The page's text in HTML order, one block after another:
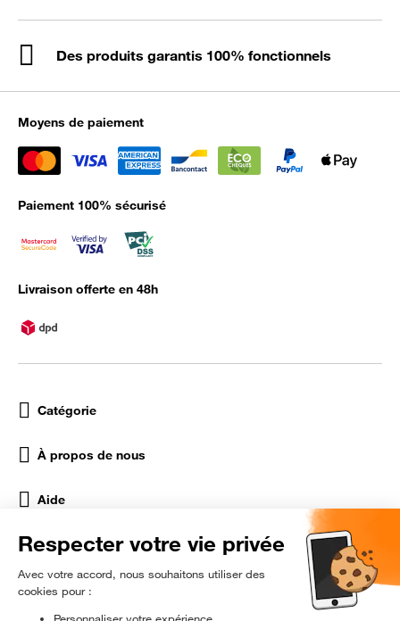
Des produits garantis 100% fonctionnels
Moyens de paiement
Paiement 100% sécurisé
Livraison offerte en 48h
Catégorie
À propos de nous
Aide
Réseaux Sociaux